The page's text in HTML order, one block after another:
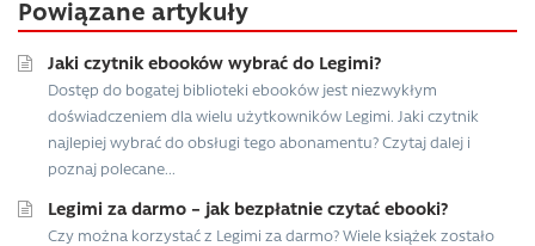
Powiązane artykuły
Jaki czytnik ebooków wybrać do Legimi?
Dostęp do bogatej biblioteki ebooków jest niezwykłym
doświadczeniem dla wielu użytkowników Legimi. Jaki czytnik
najlepiej wybrać do obsługi tego abonamentu? Czytaj dalej i
poznaj polecane...
Legimi za darmo – jak bezpłatnie czytać ebooki?
Czy można korzystać z Legimi za darmo? Wiele książek zostało